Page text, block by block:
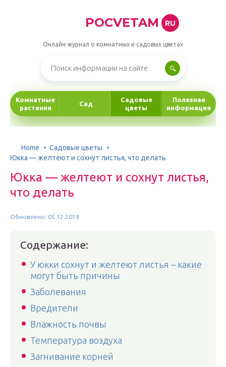
POCVETAM RU
Онлайн-журнал о комнатных и садовых цветах
Комнатные
растения
Сад
Садовые
цветы
Полезная
информация
Home
Садовые цветы
Юкка — желтеют и сохнут листья, что делать
Юкка — желтеют и сохнут листья,
что делать
Обновлено: 05.12.2019
Содержание:
У юкки сохнут и желтеют листья – какие
могут быть причины
Заболевания
Вредители
Влажность почвы
Температура воздуха
Загнивание корней